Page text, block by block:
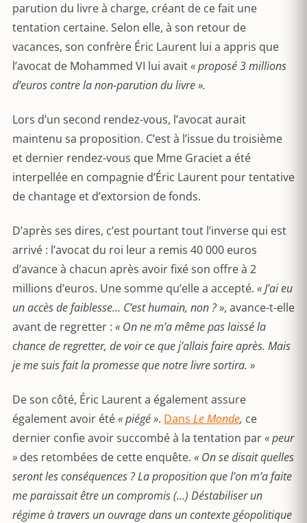
parution du livre à charge, créant de ce fait une
tentation certaine. Selon elle, à son retour de
vacances, son confrère Éric Laurent lui a appris que
l’avocat de Mohammed VI lui avait« proposé 3 millions
d’euros contre la non-parution du livre ».
Lors d’un second rendez-vous, l’avocat aurait
maintenu sa proposition. C’est à l’issue du troisième
et dernier rendez-vous que Mme Graciet a été
interpellée en compagnie d’Éric Laurent pour tentative
de chantage et d’extorsion de fonds.
D’après ses dires, c’est pourtant tout l’inverse qui est
arrivé : l’avocat du roi leur a remis 40 000 euros
d’avance à chacun après avoir fixé son offre à 2
millions d’euros. Une somme qu’elle a accepté. « J’ai eu
un accès de faiblesse… C’est humain, non ? », avance-t-elle
avant de regretter : « On ne m’a même pas laissé la
chance de regretter, de voir ce que j’allais faire après. Mais
je me suis fait la promesse que notre livre sortira. »
De son côté, Éric Laurent a également assure
également avoir été« piégé ». Dans Le Monde, ce
dernier confie avoir succombé à la tentation par« peur
» des retombées de cette enquête. « On se disait quelles
seront les conséquences ? La proposition que l’on m’a faite
me paraissait être un compromis (…) Déstabiliser un
régime à travers un ouvrage dans un contexte géopolitique